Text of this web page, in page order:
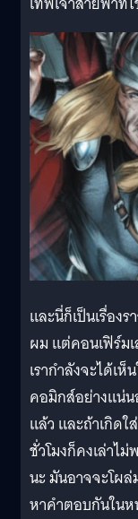
และนี่ก็เป็นเรื่อง
ผม แต่คอนเฟิร์ม
เรากำลังจะได้เห็
คอมิกส์อย่างแน่
แล้ว และถ้าเกิดใ
ชั่วโมงก็คงเล่าไ
นะ มันอาจจะโผล่
หาคำตอบกันในห